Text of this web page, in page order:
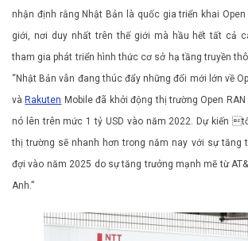
nhận định rằng Nhật Bản là quốc gia triển khai
giới, nơi duy nhất trên thế giới mà hầu hết tất cả
tham gia phát triển hình thức cơ sở hạ tầng truyền
“Nhật Bản vẫn đang thúc đẩy những đổi mới lớn về
và Rakuten Mobile đã khởi động thị trường Open
nó lên trên mức 1 tỷ USD vào năm 2022. Dự kiến
thị trường sẽ nhanh hơn trong năm nay với sự tăng
đợi vào năm 2025 do sự tăng trưởng mạnh mẽ từ
Anh.”